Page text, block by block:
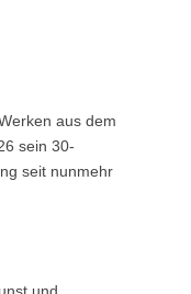
aus dem
sein 30-
seit nunmehr